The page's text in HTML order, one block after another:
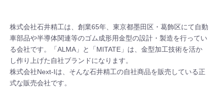
株式会社石井精工は、創業65年、東京都墨田区・葛飾区にて自動
車部品や半導体関連等のゴム成形用金型の設計・製造を行ってい
る会社です。「ALMA」と「MITATE」は、金型加工技術を活か
し作り上げた自社ブランドになります。
株式会社Next-Iは、そんな石井精工の自社商品を販売している正
式な販売会社です。